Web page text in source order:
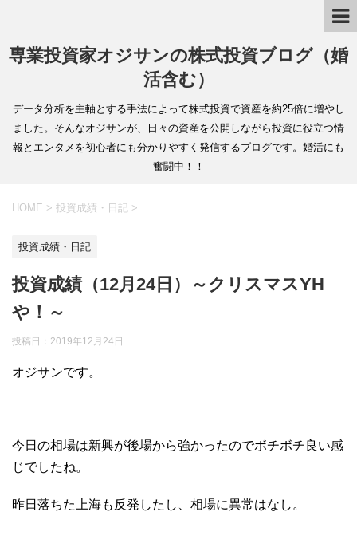
専業投資家オジサンの株式投資ブログ（婚
活含む）
データ分析を主軸とする手法によって株式投資で資産を約25倍に増やし
ました。そんなオジサンが、日々の資産を公開しながら投資に役立つ情
報とエンタメを初心者にも分かりやすく発信するブログです。婚活にも
奮闘中！！
HOME > 投資成績・日記 >
投資成績・日記
投資成績（12月24日）～クリスマスYH
や！～
投稿日： 2019年12月24日
オジサンです。
今日の相場は新興が後場から強かったのでボチボチ良い感
じでしたね。
昨日落ちた上海も反発したし、相場に異常はなし。